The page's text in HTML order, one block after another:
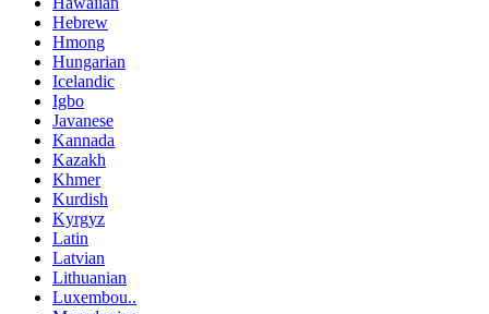
Hebrew
Hmong
Hungarian
Icelandic
Igbo
Javanese
Kannada
Kazakh
Khmer
Kurdish
Kyrgyz
Latin
Latvian
Lithuanian
Luxembou..